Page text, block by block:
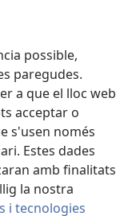
possible,
paregudes.
a que el lloc web
acceptar o
s'usen només
Estes dades
amb finalitats
la nostra
i tecnologies